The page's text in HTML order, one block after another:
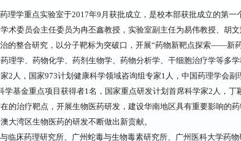
理学重点实验室于2017年9月获批成立，是校本部获批成立的第
术委员会主任委员为冉丕鑫教授，实验室副主任为易伟教授、胡文
的整合研究，以分子靶标为突破口，开展“药物新靶点探索——
理学、药物化学、药剂生物学、药物分析学、干细胞治疗学等多
2人，国家973计划健康科学领域咨询组专家1人，中国药理学会
学基金重点项目获得者1名，国家重点研发计划首席科学家2人，
的治疗靶点，开展生物医药研发，建设华南地区具有重要影响的
大湾区生物医药的研发不断做出新贡献。
临床药理研究所、广州蛇毒与生物毒素研究所、广州医科大学药